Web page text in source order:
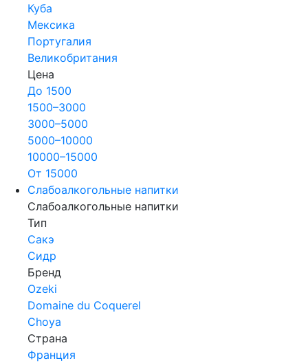
Куба
Мексика
Португалия
Великобритания
Цена
До 1500
1500–3000
3000–5000
5000–10000
10000–15000
От 15000
Слабоалкогольные напитки
Слабоалкогольные напитки
Тип
Сакэ
Сидр
Бренд
Ozeki
Domaine du Coquerel
Choya
Страна
Франция